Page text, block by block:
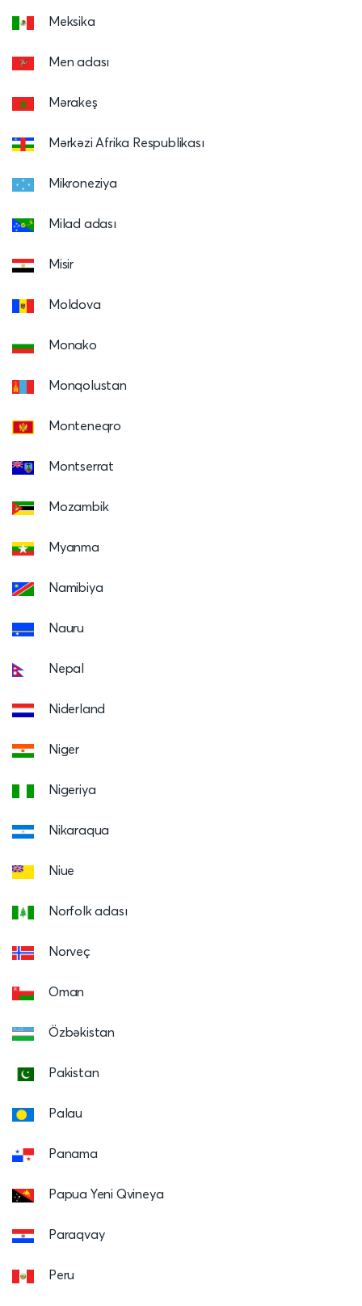
Meksika
Men adası
Mərakeş
Mərkəzi Afrika Respublikası
Mikroneziya
Milad adası
Misir
Moldova
Monako
Monqolustan
Monteneqro
Montserrat
Mozambik
Myanma
Namibiya
Nauru
Nepal
Niderland
Niger
Nigeriya
Nikaraqua
Niue
Norfolk adası
Norveç
Oman
Özbəkistan
Pakistan
Palau
Panama
Papua Yeni Qvineya
Paraqvay
Peru